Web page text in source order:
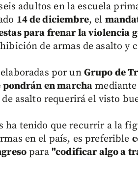
adultos en la escuela
14 de diciembre, el
para frenar la violencia
de armas de asalto y
por un Grupo de
pondrán en marcha
asalto requerirá el visto
ha tenido que recurrir a la
en el país, es preferible
para "codificar algo a